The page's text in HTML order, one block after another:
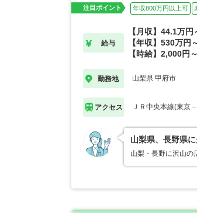
注目ポイント 年収800万円以上可
給与
【月収】44.1万円
【年収】530万円
【時給】2,000円
勤務地 山梨県 甲府市
アクセス ＪＲ中央本線(東京
山梨県、長野県
山梨・長野に沢山の